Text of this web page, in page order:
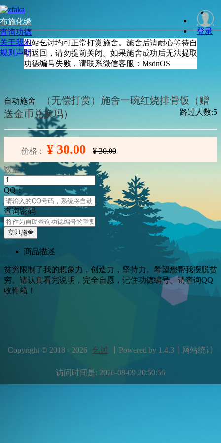
布施化缘
查询功德
关于我们
规则声明
登录
本站乞讨均可正常打赏施舍。施舍后请耐心等待自
动返回，请勿提前关闭。如果施舍成功后无法提取
功德编号失败，请联系微信客服：MsdnOS
自动施舍
（无偿打赏）施舍一碗红烧排骨饭（赠
送金币兑换玛）
路过人数:5
价格： ¥ 30.00 ¥ 30.00
数量：
QQ：
查询密码
立即施舍
商品描述
贫穷限制了我的想象力，创造力，坚持力。希望您帮我摆脱贫
穷。请认真看完说明，完全自愿，记住功德编号。请查询QQ
收件箱！
Copyright © 2018 - 2026 乞讨 丨Powered by 1.4.3丨网站统计
访问时间是: 2026-08-09 20:50:56